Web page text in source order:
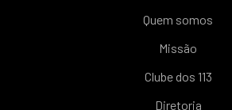
Quem somos
Missão
Clube dos 113
Diretoria